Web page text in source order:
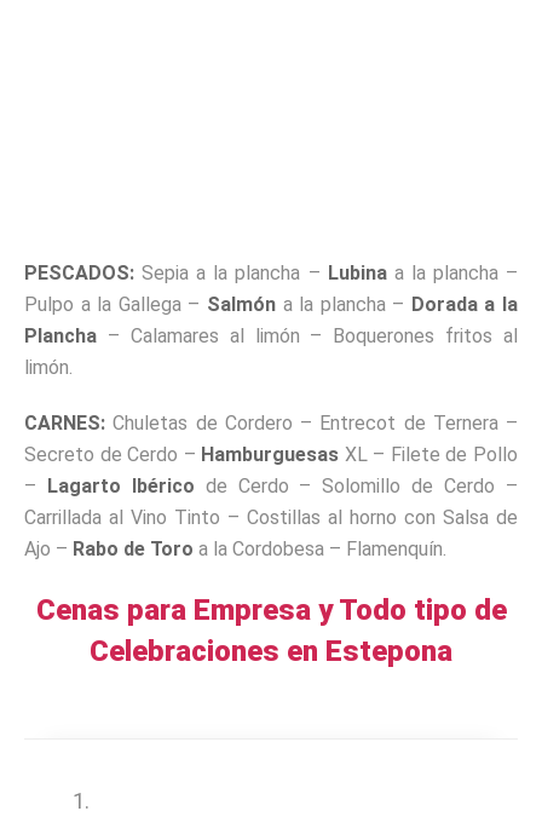
PESCADOS: Sepia a la plancha – Lubinaa la plancha –
Pulpo a la Gallega – Salmóna la plancha – Dorada a la
Plancha – Calamares al limón – Boquerones fritos al
limón.
CARNES: Chuletas de Cordero – Entrecot de Ternera –
Secreto de Cerdo – Hamburguesas XL – Filete de Pollo
– Lagarto Ibérico de Cerdo – Solomillo de Cerdo –
Carrillada al Vino Tinto – Costillas al horno con Salsa de
Ajo – Rabo de Toro a la Cordobesa – Flamenquín.
Cenas para Empresa y Todo tipo de
Celebraciones en Estepona